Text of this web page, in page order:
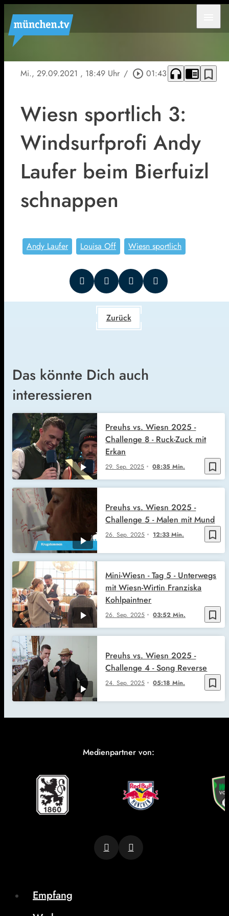
Mi., 29.09.2021 , 18:49 Uhr / play_circle_outline 01:43 headphones chrome_reader_mode bookmark_border
Wiesn sportlich 3:
Windsurfprofi Andy
Laufer beim Bierfuizl
schnappen
Andy Laufer Louisa Off Wiesn sportlich
Zurück
Das könnte Dich auch
interessieren
bookmark_border
29. Sep. 2025 08:35 Min.
Preuhs vs. Wiesn 2025 -
Challenge 8 - Ruck-Zuck mit
Erkan
bookmark_border
26. Sep. 2025 12:33 Min.
Preuhs vs. Wiesn 2025 -
Challenge 5 - Malen mit Mund
bookmark_border
26. Sep. 2025 03:52 Min.
Mini-Wiesn - Tag 5 - Unterwegs
mit Wiesn-Wirtin Franziska
Kohlpaintner
bookmark_border
24. Sep. 2025 05:18 Min.
Preuhs vs. Wiesn 2025 -
Challenge 4 - Song Reverse
Medienpartner von:
Empfang